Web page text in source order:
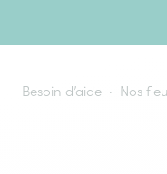
Besoin d’aide Nos